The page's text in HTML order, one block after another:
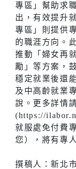
專區」幫助求
出，有效提升
專區」則提供
的職涯方向。
推動「婦女再
勵」等方案，
穩定就業後還
及中高齡就業
說。更多詳情
(https://
就服處免付費
您），將有專
撰稿人：新北